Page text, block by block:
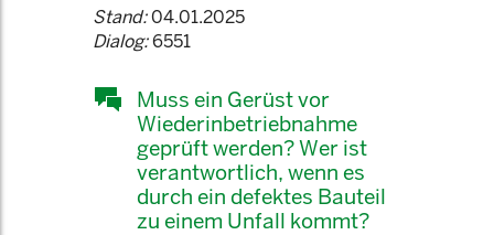
Stand:04.01.2025
Dialog:6551
Muss ein Gerüst vor
Wiederinbetriebnahme
geprüft werden? Wer ist
verantwortlich, wenn es
durch ein defektes Bauteil
zu einem Unfall kommt?